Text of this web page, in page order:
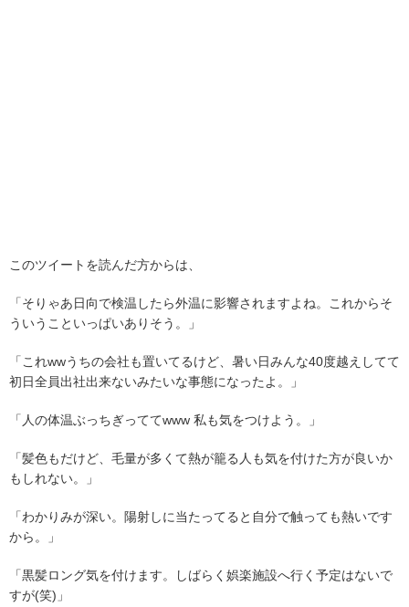
このツイートを読んだ方からは、
「そりゃあ日向で検温したら外温に影響されますよね。これからそ
ういうこといっぱいありそう。」
「これwwうちの会社も置いてるけど、暑い日みんな40度越えしてて
初日全員出社出来ないみたいな事態になったよ。」
「人の体温ぶっちぎっててwww 私も気をつけよう。」
「髪色もだけど、 毛量が多くて熱が籠る人も気を付けた方が良いか
も しれない。」
「わかりみが深い。陽射しに当たってると自分で触っても熱いです
から。」
「黒髪ロング気を付けます。しばらく娯楽施設へ行く予定はないで
すが(笑)」